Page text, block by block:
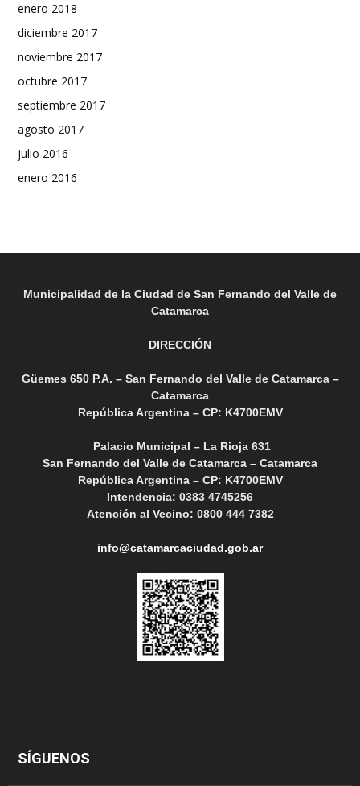
enero 2018
diciembre 2017
noviembre 2017
octubre 2017
septiembre 2017
agosto 2017
julio 2016
enero 2016
Municipalidad de la Ciudad de San Fernando del Valle de
Catamarca
DIRECCIÓN
Güemes 650 P.A. – San Fernando del Valle de Catamarca –
Catamarca
República Argentina – CP: K4700EMV
Palacio Municipal – La Rioja 631
San Fernando del Valle de Catamarca – Catamarca
República Argentina – CP: K4700EMV
Intendencia: 0383 4745256
Atención al Vecino: 0800 444 7382
info@catamarcaciudad.gob.ar
SÍGUENOS